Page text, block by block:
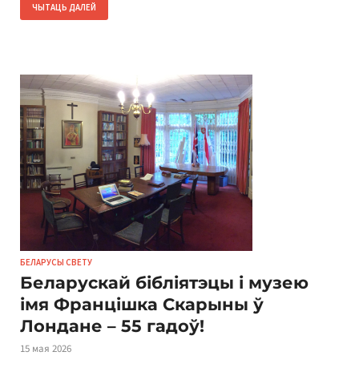
ЧЫТАЦЬ ДАЛЕЙ
БЕЛАРУСЫ СВЕТУ
Беларускай бібліятэцы і музею
імя Францішка Скарыны ў
Лондане – 55 гадоў!
15 мая 2026